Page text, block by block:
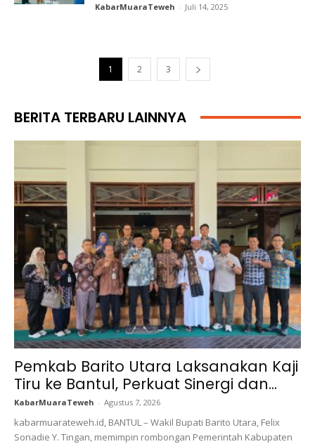
KabarMuaraTeweh - Juli 14, 2025
1 2 3
BERITA TERBARU LAINNYA
Pemkab Barito Utara Laksanakan Kaji
Tiru ke Bantul, Perkuat Sinergi dan...
KabarMuaraTeweh - Agustus 7, 2026
kabarmuarateweh.id, BANTUL – Wakil Bupati Barito Utara, Felix
Sonadie Y. Tingan, memimpin rombongan Pemerintah Kabupaten